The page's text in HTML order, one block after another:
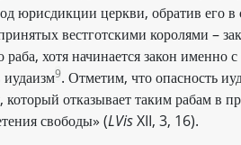
юрисдикции церкви, обратив его
вестготскими королями –
хотя начинается закон именно
иудаизм9. Отметим, что опасность
отказывает таким рабам в
свободы» (LVisXII, 3, 16).